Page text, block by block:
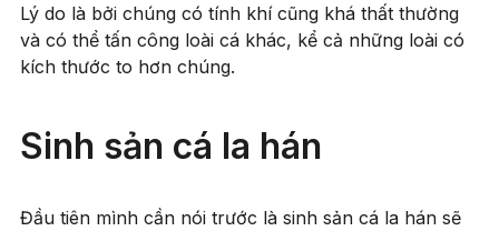
Lý do là bởi chúng có tính khí cũng khá thất thường
và có thể tấn công loài cá khác, kể cả những loài có
kích thước to hơn chúng.
Sinh sản cá la hán
Đầu tiên mình cần nói trước là sinh sản cá la hán sẽ